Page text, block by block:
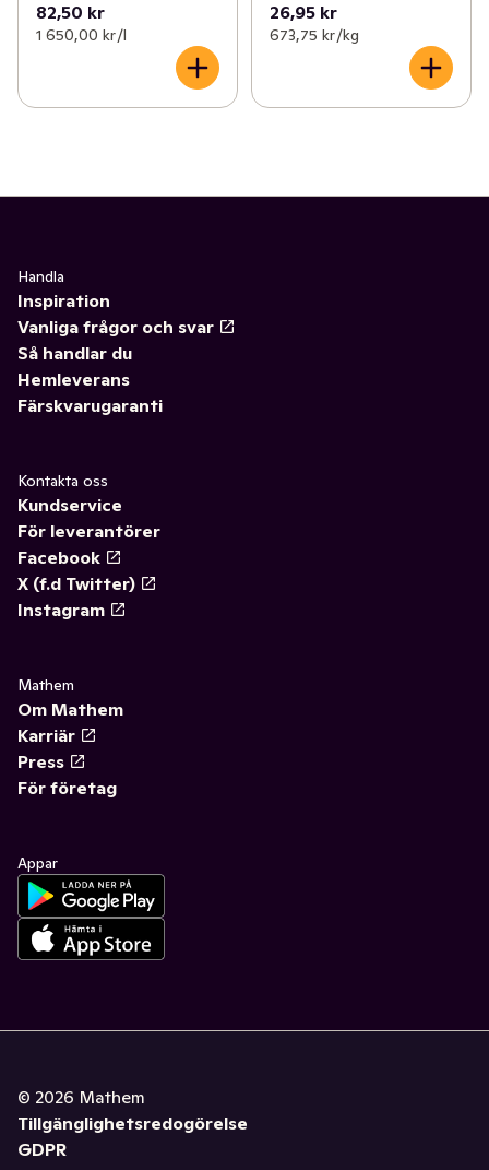
82,50 kr
1 650,00 kr /l
26,95 kr
673,75 kr /kg
Handla
Inspiration
Vanliga frågor och svar
Så handlar du
Hemleverans
Färskvarugaranti
Kontakta oss
Kundservice
För leverantörer
Facebook
X (f.d Twitter)
Instagram
Mathem
Om Mathem
Karriär
Press
För företag
Appar
© 2026 Mathem
Tillgänglighetsredogörelse
GDPR